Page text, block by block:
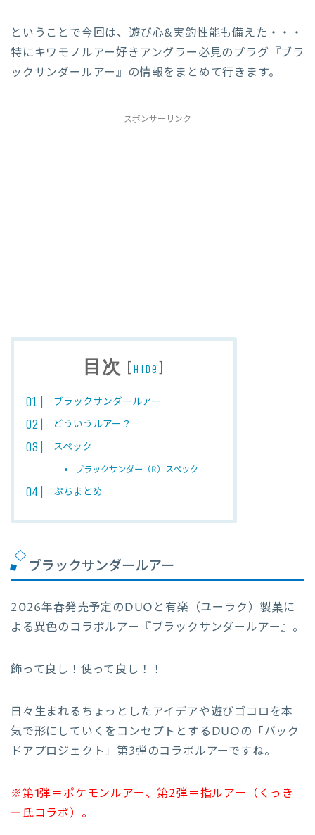
ということで今回は、遊び心&実釣性能も備えた・・・
特にキワモノルアー好きアングラー必見のプラグ『ブラ
ックサンダールアー』の情報をまとめて行きます。
スポンサーリンク
目次 [ hide ]
ブラックサンダールアー
どういうルアー？
スペック
ブラックサンダー（R）スペック
ぷちまとめ
ブラックサンダールアー
2026年春発売予定のDUOと有楽（ユーラク）製菓に
よる異色のコラボルアー『ブラックサンダールアー』。
飾って良し！使って良し！！
日々生まれるちょっとしたアイデアや遊びゴコロを本
気で形にしていくをコンセプトとするDUOの「バック
ドアプロジェクト」第3弾のコラボルアーですね。
※第1弾＝ポケモンルアー、第2弾＝指ルアー（くっき
ー氏コラボ）。